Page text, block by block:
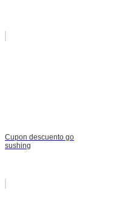
Cupon descuento go
sushing